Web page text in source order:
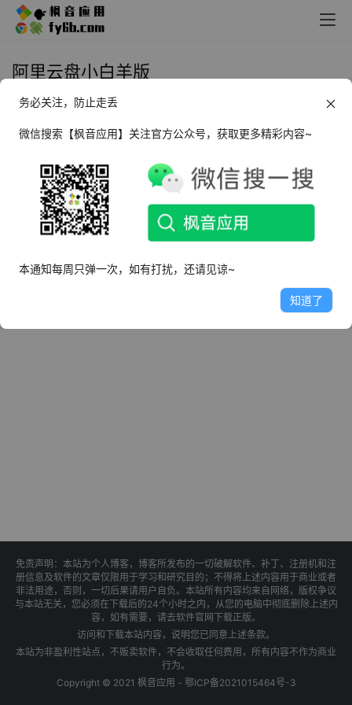
阿里云盘小白羊版
Windows+Mac+Linux XBYDriver
阿里云盘_v3.11.13 小白羊版+v3修
2023年6月17日
免责声明：本站为个人博客，博客所发布的一切破解软件、补丁、注册机和注
册信息及软件的文章仅限用于学习和研究目的；不得将上述内容用于商业或者
非法用途，否则，一切后果请用户自负。本站所有内容均来自网络，版权争议
与本站无关，您必须在下载后的24个小时之内，从您的电脑中彻底删除上述内
容，如有需要，请去软件官网下载正版。
访问和下载本站内容，说明您已同意上述条款。
本站为非盈利性站点，不贩卖软件，不会收取任何费用，所有内容不作为商业
行为。
Copyright © 2021 枫音应用 - 鄂ICP备2021015464号-3
务必关注，防止走丢
微信搜索【枫音应用】关注官方公众号，获取更多精彩内容~
本通知每周只弹一次，如有打扰，还请见谅~
知道了